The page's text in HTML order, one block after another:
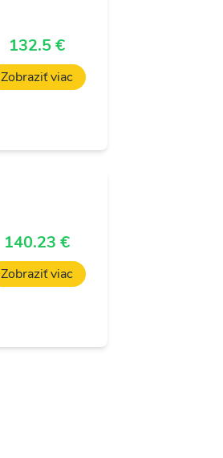
132.5 €
Zobraziť viac
140.23 €
Zobraziť viac